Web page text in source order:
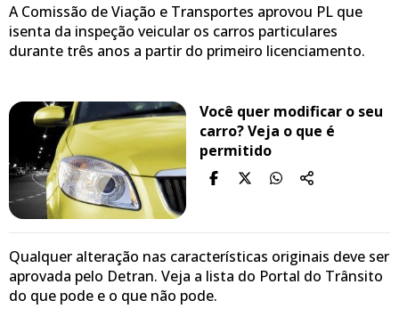
A Comissão de Viação e Transportes aprovou PL que
isenta da inspeção veicular os carros particulares
durante três anos a partir do primeiro licenciamento.
Você quer modificar o seu
carro? Veja o que é
permitido
Qualquer alteração nas características originais deve ser
aprovada pelo Detran. Veja a lista do Portal do Trânsito
do que pode e o que não pode.